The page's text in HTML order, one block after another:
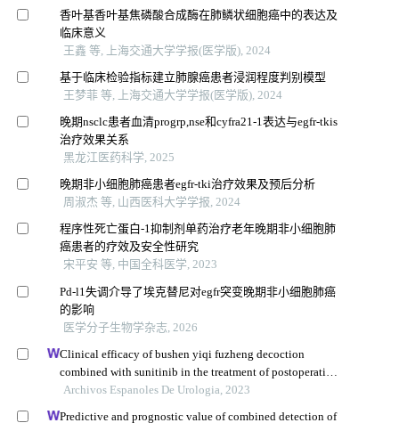
香叶基香叶基焦磷酸合成酶在肺鳞状细胞癌中的表达及
临床意义
王鑫 等, 上海交通大学学报(医学版), 2024
基于临床检验指标建立肺腺癌患者浸润程度判别模型
王梦菲 等, 上海交通大学学报(医学版), 2024
晚期nsclc患者血清progrp,nse和cyfra21-1表达与egfr-tkis
治疗效果关系
黑龙江医药科学, 2025
晚期非小细胞肺癌患者egfr-tki治疗效果及预后分析
周淑杰 等, 山西医科大学学报, 2024
程序性死亡蛋白-1抑制剂单药治疗老年晚期非小细胞肺
癌患者的疗效及安全性研究
宋平安 等, 中国全科医学, 2023
Pd-l1失调介导了埃克替尼对egfr突变晚期非小细胞肺癌
的影响
医学分子生物学杂志, 2026
Clinical efficacy of bushen yiqi fuzheng decoction
combined with sunitinib in the treatment of postoperative
patients with renal cell carcinoma and its influence on
Archivos Espanoles De Urologia, 2023
Predictive and prognostic value of combined detection of